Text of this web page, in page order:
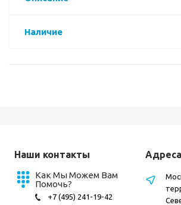
Наличие
Наши контакты
Как Мы Можем Вам
Помочь?
+7 (495) 241-19-42